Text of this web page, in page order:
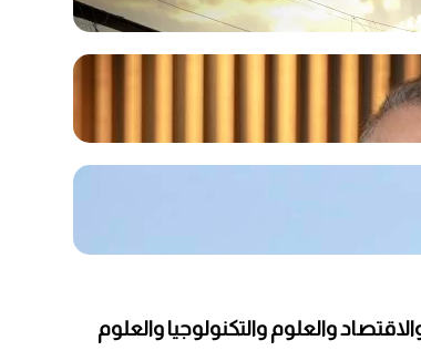
والعلوم والتكنولوجيا والعلوم